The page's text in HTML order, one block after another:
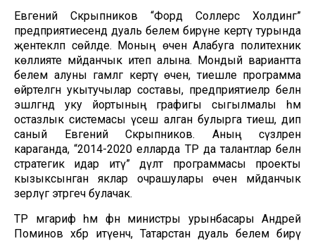
Евгений Скрыпников “Форд Соллерс Холдинг”
предприятиесендә дуаль белем бирүне кертү турында
җентекләп сөйләде. Моның өчен Алабуга политехник
көллияте мәйданчык итеп алына. Мондый вариантта
белем алуны гамәлгә кертү өчен, тиешле программа
өйрәтелгән укытучылар составы, предприятиеләр белән
эшләгәндә уку йортының графигы сыгылмалы һәм
остазлык системасы үсеш алган булырга тиеш, дип
саный Евгений Скрыпников. Аның сүзләренә
караганда, “2014-2020 елларда ТР да талантлар белән
стратегик идарә итү” дәүләт программасы проекты
кызыксынган яклар очрашулары өчен мәйданчык
әзерләүгә этәргеч булачак.
ТР мәгариф һәм фән министры урынбасары Андрей
Поминов хәбәр итүенчә, Татарстан дуаль белем бирү